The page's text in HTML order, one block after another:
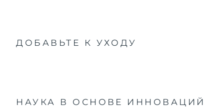
ДОБАВЬТЕ К УХОДУ
НАУКА В ОСНОВЕ ИННОВАЦИЙ